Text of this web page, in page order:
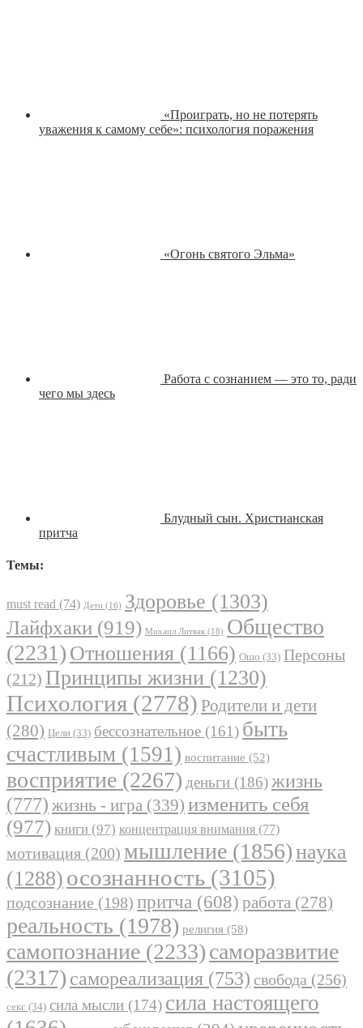
«Проиграть, но не потерять
уважения к самому себе»: психология поражения
«Огонь святого Эльма»
Работа с сознанием — это то, ради
чего мы здесь
Блудный сын. Христианская
притча
Темы:
must read (74) Дети (16) Здоровье (1303)
Лайфхаки (919) Михаил Литвак (18) Общество
(2231) Отношения (1166) Ошо (33) Персоны
(212) Принципы жизни (1230)
Психология (2778) Родители и дети
(280) Цели (33) бессознательное (161) быть
счастливым (1591) воспитание (52)
восприятие (2267) деньги (186)жизнь
(777) жизнь - игра (339) изменить себя
(977) книги (97) концентрация внимания (77)
мотивация (200) мышление (1856)наука
(1288) осознанность (3105)
подсознание (198) притча (608) работа (278)
реальность (1978) религия (58)
самопознание (2233)саморазвитие
(2317) самореализация (753) свобода (256)
секс (34) сила мысли (174) сила настоящего